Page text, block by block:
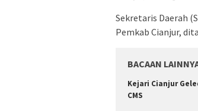
Sekretaris Daerah
Pemkab Cianjur,
BACAAN
Kejari Cianjur
CMS